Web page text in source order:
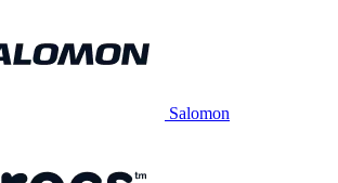
Salomon